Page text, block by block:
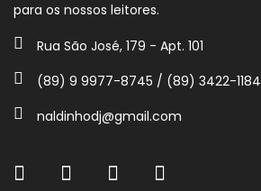
para os nossos leitores.
Rua São José, 179 - Apt. 101
(89) 9 9977-8745 / (89) 3422-1184
naldinhodj@gmail.com